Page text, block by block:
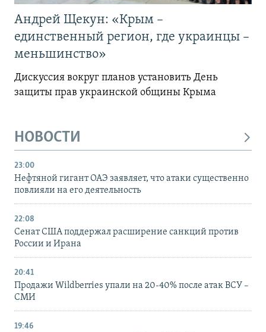
Андрей Щекун: «Крым –
единственный регион, где украинцы –
меньшинство»
Дискуссия вокруг планов установить День
защиты прав украинской общины Крыма
НОВОСТИ
23:00
Нефтяной гигант ОАЭ заявляет, что атаки существенно
повлияли на его деятельность
22:08
Сенат США поддержал расширение санкций против
России и Ирана
20:41
Продажи Wildberries упали на 20-40% после атак ВСУ –
СМИ
19:46